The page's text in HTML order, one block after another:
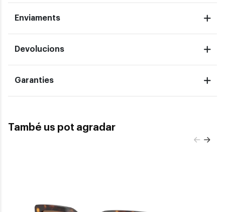
Enviaments
Devolucions
Garanties
També us pot agradar